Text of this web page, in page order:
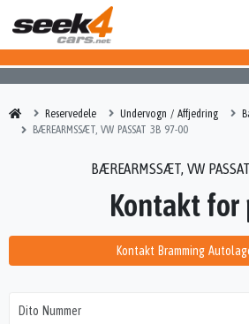
Reservedele Undervogn / Affjedring
BÆREARMSSÆT, VW PASSAT 3B 97-00
Kontakt for
Kontakt Bramming
Dito Nummer
BÆREARMSSÆT, VW